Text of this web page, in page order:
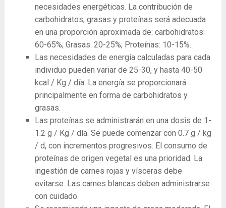
necesidades energéticas. La contribución de
carbohidratos, grasas y proteínas será adecuada
en una proporción aproximada de: carbohidratos:
60-65%; Grasas: 20-25%; Proteínas: 10-15%.
Las necesidades de energía calculadas para cada
individuo pueden variar de 25-30, y hasta 40-50
kcal / Kg / día. La energía se proporcionará
principalmente en forma de carbohidratos y
grasas.
Las proteínas se administrarán en una dosis de 1-
1.2 g / Kg / día. Se puede comenzar con 0.7 g / kg
/ d, con incrementos progresivos. El consumo de
proteínas de origen vegetal es una prioridad. La
ingestión de carnes rojas y vísceras debe
evitarse. Las carnes blancas deben administrarse
con cuidado.